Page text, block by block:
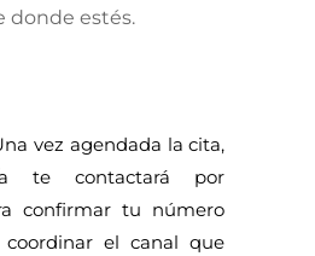
donde estés.
vez agendada la cita,
a te contactará por
confirmar tu número
el canal que